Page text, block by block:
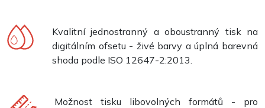
Kvalitní jednostranný a oboustranný tisk na
digitálním ofsetu - živé barvy a úplná barevná
shoda podle ISO 12647-2:2013.
Možnost tisku libovolných formátů - pro